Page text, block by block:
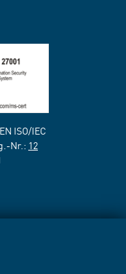
ISO/IEC
Nr.: 12